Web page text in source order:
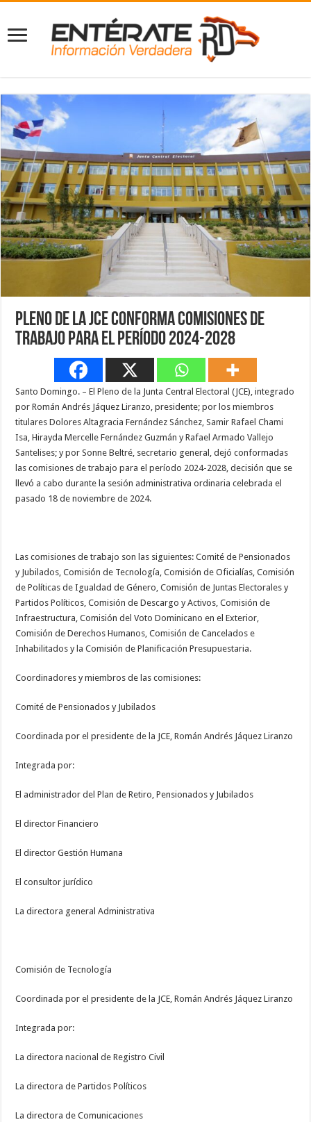
Pleno de la JCE conforma comisiones de
trabajo para el período 2024-2028
Santo Domingo. – El Pleno de la Junta Central Electoral (JCE), integrado
por Román Andrés Jáquez Liranzo, presidente; por los miembros
titulares Dolores Altagracia Fernández Sánchez, Samir Rafael Chami
Isa, Hirayda Mercelle Fernández Guzmán y Rafael Armado Vallejo
Santelises; y por Sonne Beltré, secretario general, dejó conformadas
las comisiones de trabajo para el período 2024-2028, decisión que se
llevó a cabo durante la sesión administrativa ordinaria celebrada el
pasado 18 de noviembre de 2024.
Las comisiones de trabajo son las siguientes: Comité de Pensionados
y Jubilados, Comisión de Tecnología, Comisión de Oficialías, Comisión
de Políticas de Igualdad de Género, Comisión de Juntas Electorales y
Partidos Políticos, Comisión de Descargo y Activos, Comisión de
Infraestructura, Comisión del Voto Dominicano en el Exterior,
Comisión de Derechos Humanos, Comisión de Cancelados e
Inhabilitados y la Comisión de Planificación Presupuestaria.
Coordinadores y miembros de las comisiones:
Comité de Pensionados y Jubilados
Coordinada por el presidente de la JCE, Román Andrés Jáquez Liranzo
Integrada por:
El administrador del Plan de Retiro, Pensionados y Jubilados
El director Financiero
El director Gestión Humana
El consultor jurídico
La directora general Administrativa
Comisión de Tecnología
Coordinada por el presidente de la JCE, Román Andrés Jáquez Liranzo
Integrada por:
La directora nacional de Registro Civil
La directora de Partidos Políticos
La directora de Comunicaciones